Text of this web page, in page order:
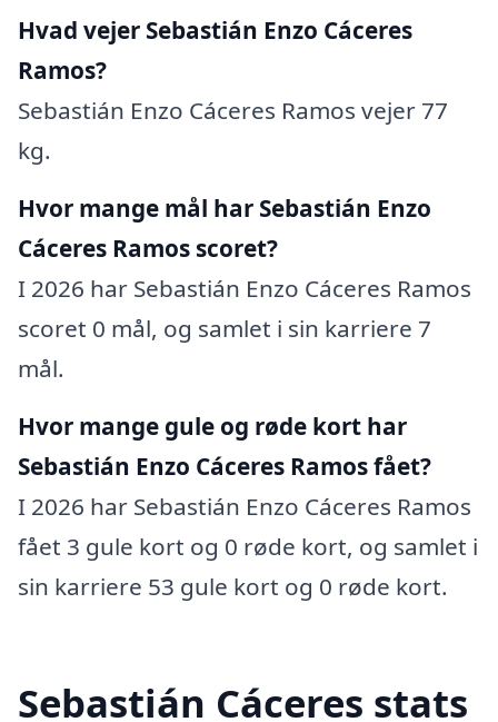
Hvad vejer Sebastián Enzo Cáceres
Ramos?
Sebastián Enzo Cáceres Ramos vejer 77
kg.
Hvor mange mål har Sebastián Enzo
Cáceres Ramos scoret?
I 2026 har Sebastián Enzo Cáceres Ramos
scoret 0 mål, og samlet i sin karriere 7
mål.
Hvor mange gule og røde kort har
Sebastián Enzo Cáceres Ramos fået?
I 2026 har Sebastián Enzo Cáceres Ramos
fået 3 gule kort og 0 røde kort, og samlet i
sin karriere 53 gule kort og 0 røde kort.
Sebastián Cáceres stats